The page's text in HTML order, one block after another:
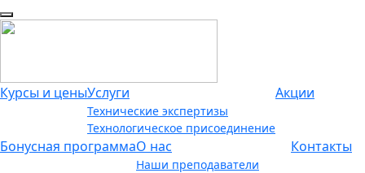
Курсы и ценыУслуги
Технические экспертизы
Технологическое присоединение
Акции
Бонусная программаО нас
Наши преподаватели
Контакты